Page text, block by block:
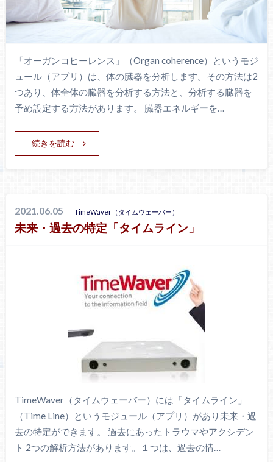
「オーガンコヒーレンス」（Organ coherence）というモジ
ュール（アプリ）は、体の臓器を分析します。その方法は2
つあり、体全体の臓器を分析する方法と、分析する臓器を
予め設定する方法があります。 臓器エネルギーを…
続きを読む
2021.06.05 TimeWaver（タイムウェーバー）
未来・過去の特定「タイムライン」
TimeWaver（タイムウェーバー）には「タイムライン」
（Time Line）というモジュール（アプリ）があり未来・過
去の特定ができます。 過去にあったトラウマやアクシデン
ト 2つの解析方法があります。１つは、過去の情…